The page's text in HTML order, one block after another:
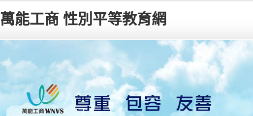
萬能工商 性別平等教育網